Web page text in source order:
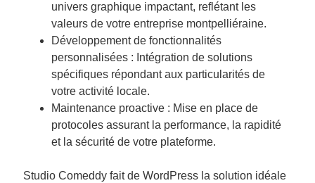
univers graphique impactant, reflétant les
valeurs de votre entreprise montpelliéraine.
Développement de fonctionnalités
personnalisées : Intégration de solutions
spécifiques répondant aux particularités de
votre activité locale.
Maintenance proactive : Mise en place de
protocoles assurant la performance, la rapidité
et la sécurité de votre plateforme.
Studio Comeddy fait de WordPress la solution idéale